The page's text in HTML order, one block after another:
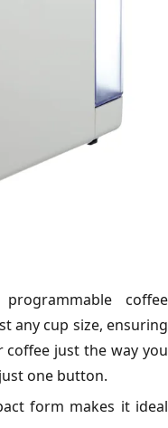
coffee
any cup size, ensuring
coffee just the way you
one button.
form makes it ideal